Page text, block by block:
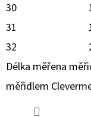
30
31
32
Délka měřena
měřidlem